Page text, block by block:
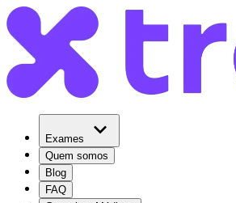
Exames
Quem somos
Blog
FAQ